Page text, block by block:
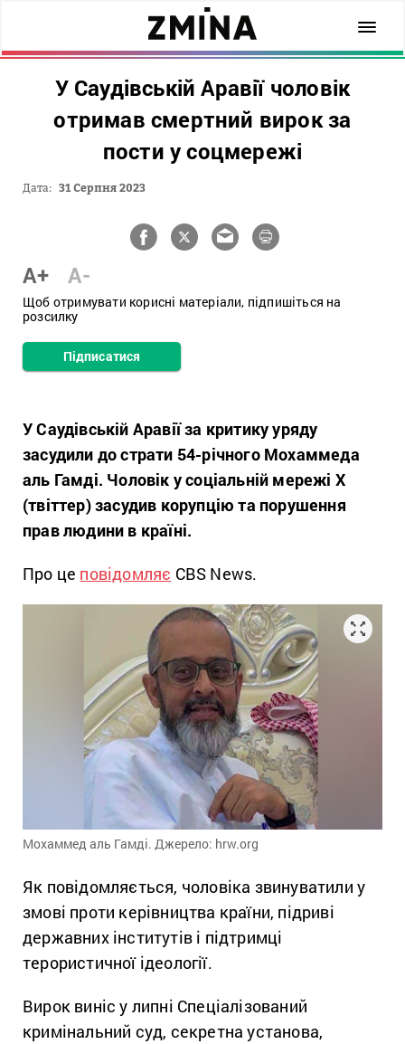
У Саудівській Аравії чоловік
отримав смертний вирок за
пости у соцмережі
Дата: 31 Серпня 2023
A+ A-
Щоб отримувати корисні матеріали, підпишіться на
розсилку
Підписатися
У Саудівській Аравії за критику уряду
засудили до страти 54-річного Мохаммеда
аль Гамді. Чоловік у соціальній мережі X
(твіттер) засудив корупцію та порушення
прав людини в країні.
Про це повідомляє CBS News.
Мохаммед аль Гамді. Джерело: hrw.org
Як повідомляється, чоловіка звинуватили у
змові проти керівництва країни, підриві
державних інститутів і підтримці
терористичної ідеології.
Вирок виніс у липні Спеціалізований
кримінальний суд, секретна установа,